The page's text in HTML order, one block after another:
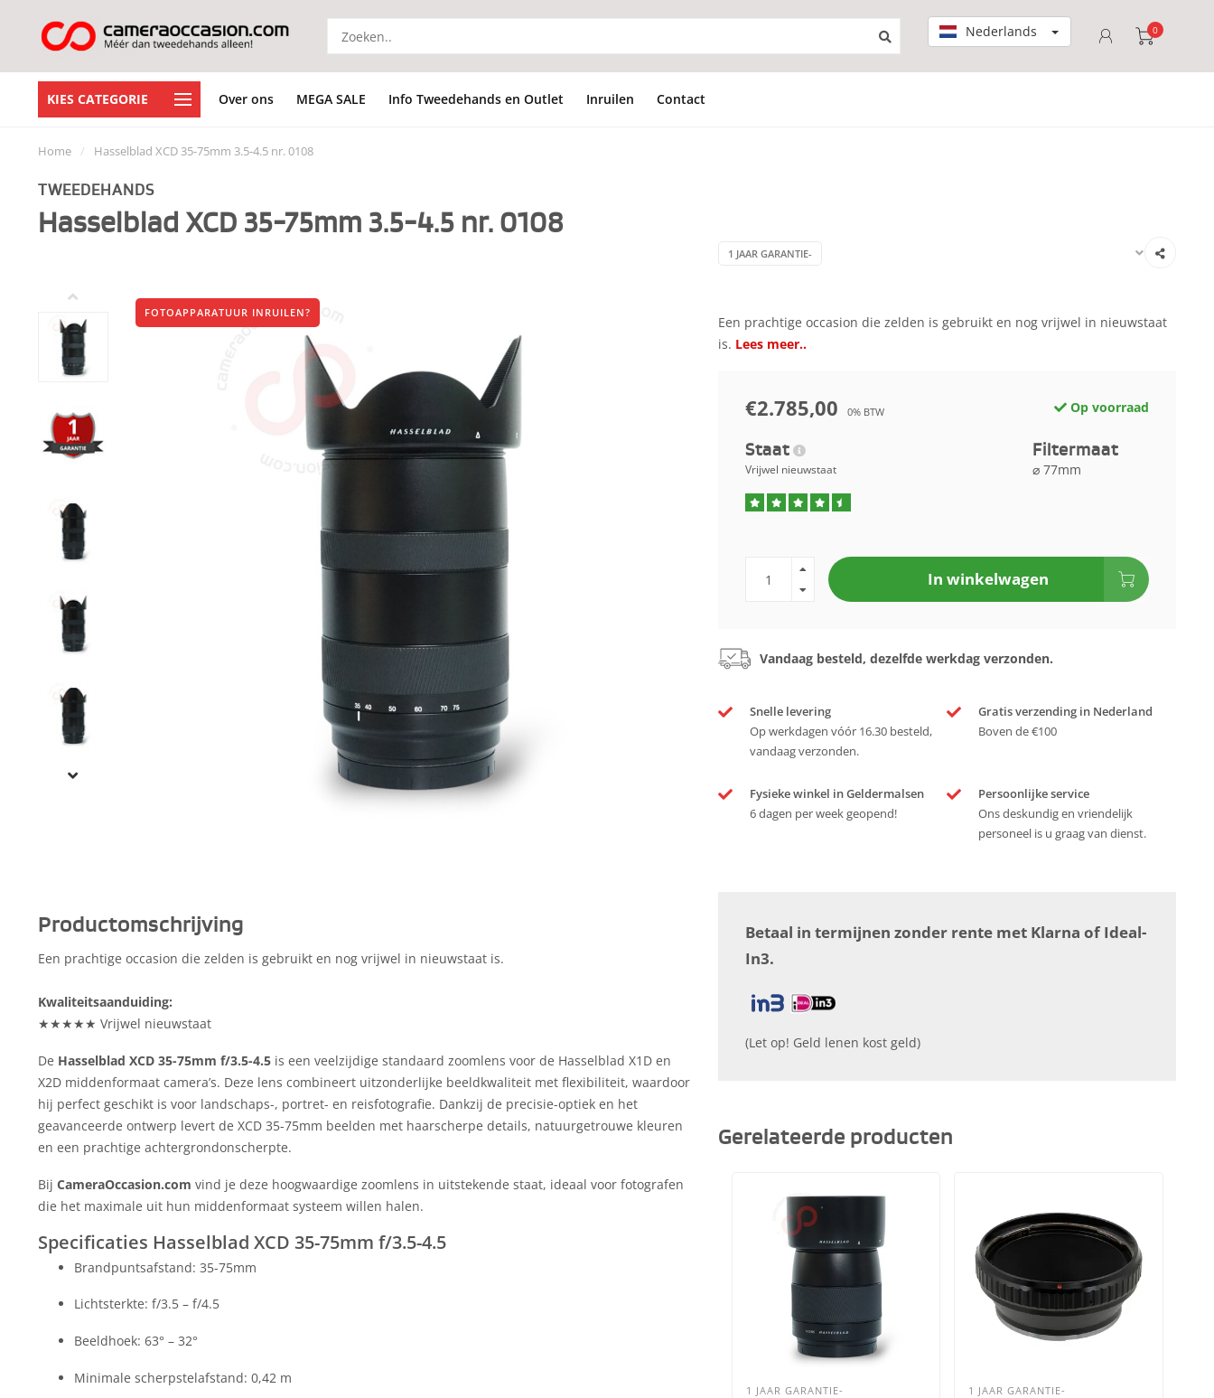
Nederlands 0
KIES CATEGORIE Over ons MEGA SALE Info Tweedehands en Outlet Inruilen Contact
Home / Hasselblad XCD 35-75mm 3.5-4.5 nr. 0108
TWEEDEHANDS
Hasselblad XCD 35-75mm 3.5-4.5 nr. 0108
1 JAAR GARANTIE-
FOTOAPPARATUUR INRUILEN?
Een prachtige occasion die zelden is gebruikt en nog vrijwel in nieuwstaat
is. Lees meer..
€2.785,00 0% BTW Op voorraad
Staat
Vrijwel nieuwstaat
Filtermaat
⌀ 77mm
In winkelwagen
Vandaag besteld, dezelfde werkdag verzonden.
Snelle levering
Op werkdagen vóór 16.30 besteld,
vandaag verzonden.
Gratis verzending in Nederland
Boven de €100
Fysieke winkel in Geldermalsen
6 dagen per week geopend!
Persoonlijke service
Ons deskundig en vriendelijk
personeel is u graag van dienst.
Productomschrijving
Een prachtige occasion die zelden is gebruikt en nog vrijwel in nieuwstaat is.
Kwaliteitsaanduiding:
★★★★★ Vrijwel nieuwstaat
De Hasselblad XCD 35-75mm f/3.5-4.5 is een veelzijdige standaard zoomlens voor de Hasselblad X1D en
X2D middenformaat camera’s. Deze lens combineert uitzonderlijke beeldkwaliteit met flexibiliteit, waardoor
hij perfect geschikt is voor landschaps-, portret- en reisfotografie. Dankzij de precisie-optiek en het
geavanceerde ontwerp levert de XCD 35-75mm beelden met haarscherpe details, natuurgetrouwe kleuren
en een prachtige achtergrondonscherpte.
Bij CameraOccasion.com vind je deze hoogwaardige zoomlens in uitstekende staat, ideaal voor fotografen
die het maximale uit hun middenformaat systeem willen halen.
Specificaties Hasselblad XCD 35-75mm f/3.5-4.5
Brandpuntsafstand: 35-75mm
Lichtsterkte: f/3.5 – f/4.5
Beeldhoek: 63° – 32°
Minimale scherpstelafstand: 0,42 m
Betaal in termijnen zonder rente met Klarna of Ideal-
In3.
(Let op! Geld lenen kost geld)
Gerelateerde producten
1 JAAR GARANTIE- 1 JAAR GARANTIE-